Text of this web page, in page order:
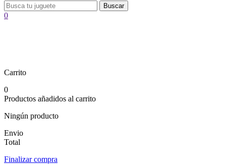
Buscar
0
Carrito
0
Productos añadidos al carrito
Ningún producto
Envio
Total
Finalizar compra